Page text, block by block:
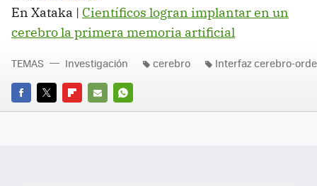
En Xataka | Científicos logran implantar en un
cerebro la primera memoria artificial
FACEBOOK
TWITTERFLIPBOARD
E-
WHATSAPP
TEMAS Investigación cerebro Interfaz cerebro-